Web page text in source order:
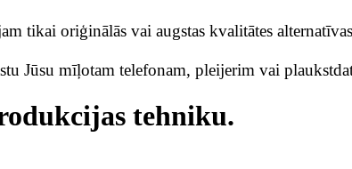
tikai oriģinālās vai augstas kvalitātes
Jūsu mīļotam telefonam, pleijerim vai
tehniku.